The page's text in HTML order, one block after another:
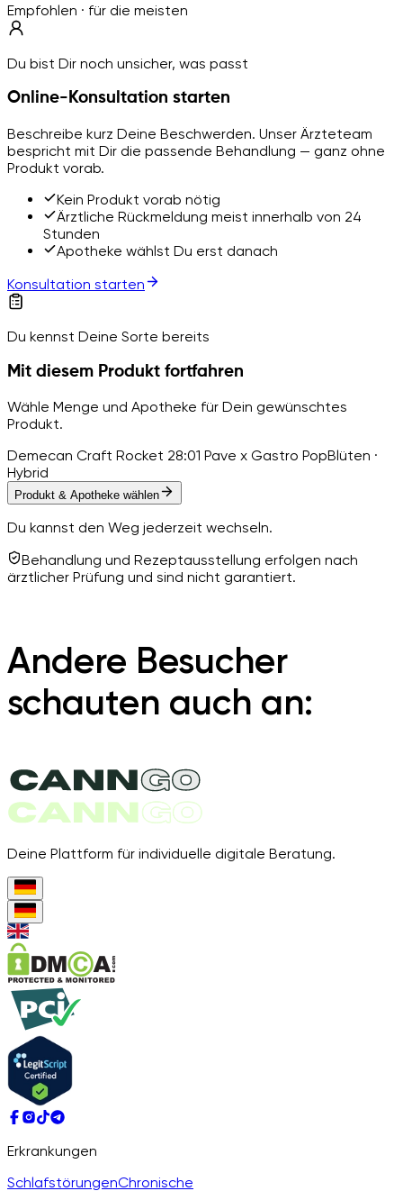
Empfohlen · für die meisten
Du bist Dir noch unsicher, was passt
Online-Konsultation starten
Beschreibe kurz Deine Beschwerden. Unser Ärzteteam
bespricht mit Dir die passende Behandlung — ganz ohne
Produkt vorab.
Kein Produkt vorab nötig
Ärztliche Rückmeldung meist innerhalb von 24
Stunden
Apotheke wählst Du erst danach
Konsultation starten
Du kennst Deine Sorte bereits
Mit diesem Produkt fortfahren
Wähle Menge und Apotheke für Dein gewünschtes
Produkt.
Demecan Craft Rocket 28:01 Pave x Gastro PopBlüten ·
Hybrid
Produkt & Apotheke wählen
Du kannst den Weg jederzeit wechseln.
Behandlung und Rezeptausstellung erfolgen nach
ärztlicher Prüfung und sind nicht garantiert.
Andere Besucher
schauten auch an:
Deine Plattform für individuelle digitale Beratung.
Erkrankungen
SchlafstörungenChronische